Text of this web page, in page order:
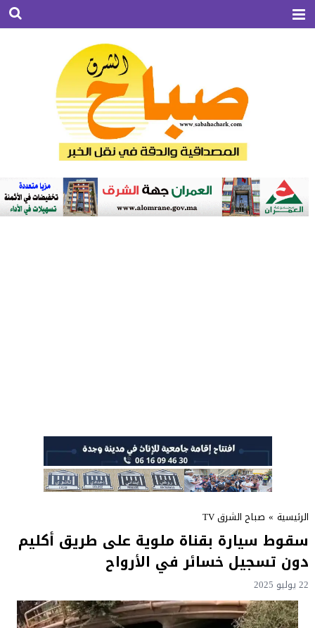
الرئيسية » صباح الشرق TV
سقوط سيارة بقناة ملوية على طريق أكليم
دون تسجيل خسائر في الأرواح
22 يوليو 2025